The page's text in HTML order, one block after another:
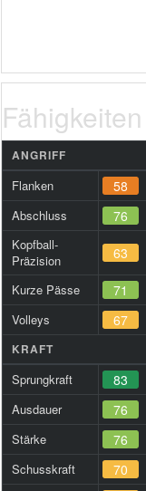
Fähigkeiten
ANGRIFF
Flanken 58
Abschluss 76
Kopfball-
Präzision
63
Kurze Pässe 71
Volleys 67
KRAFT
Sprungkraft 83
Ausdauer 76
Stärke 76
Schusskraft 70